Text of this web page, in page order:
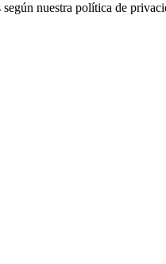
nuestra política de